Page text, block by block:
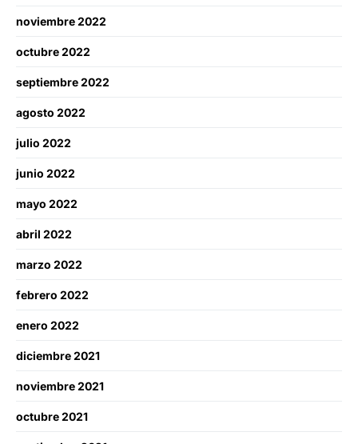
noviembre 2022
octubre 2022
septiembre 2022
agosto 2022
julio 2022
junio 2022
mayo 2022
abril 2022
marzo 2022
febrero 2022
enero 2022
diciembre 2021
noviembre 2021
octubre 2021